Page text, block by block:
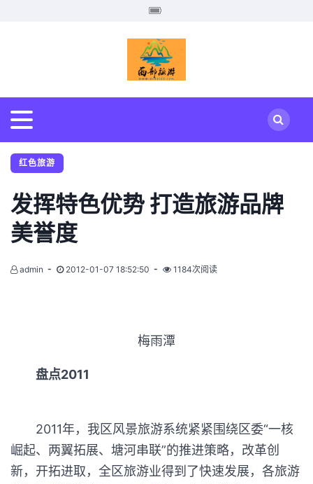
红色旅游
发挥特色优势 打造旅游品牌
美誉度
admin 2012-01-07 18:52:50 1184次阅读
梅雨潭
盘点2011
2011年，我区风景旅游系统紧紧围绕区委“一核
崛起、两翼拓展、塘河串联”的推进策略，改革创
新，开拓进取，全区旅游业得到了快速发展，各旅游